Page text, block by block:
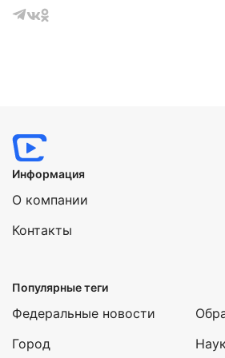
Информация
О компании
Контакты
Популярные теги
Федеральные новости
Город